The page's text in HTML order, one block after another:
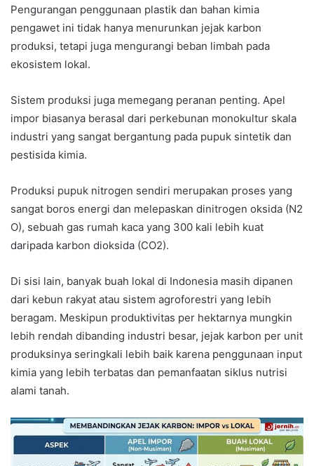
Pengurangan penggunaan plastik dan bahan kimia
pengawet ini tidak hanya menurunkan jejak karbon
produksi, tetapi juga mengurangi beban limbah pada
ekosistem lokal.
Sistem produksi juga memegang peranan penting. Apel
impor biasanya berasal dari perkebunan monokultur skala
industri yang sangat bergantung pada pupuk sintetik dan
pestisida kimia.
Produksi pupuk nitrogen sendiri merupakan proses yang
sangat boros energi dan melepaskan dinitrogen oksida (N2​
O), sebuah gas rumah kaca yang 300 kali lebih kuat
daripada karbon dioksida (CO2​).
Di sisi lain, banyak buah lokal di Indonesia masih dipanen
dari kebun rakyat atau sistem agroforestri yang lebih
beragam. Meskipun produktivitas per hektarnya mungkin
lebih rendah dibanding industri besar, jejak karbon per unit
produksinya seringkali lebih baik karena penggunaan input
kimia yang lebih terbatas dan pemanfaatan siklus nutrisi
alami tanah.